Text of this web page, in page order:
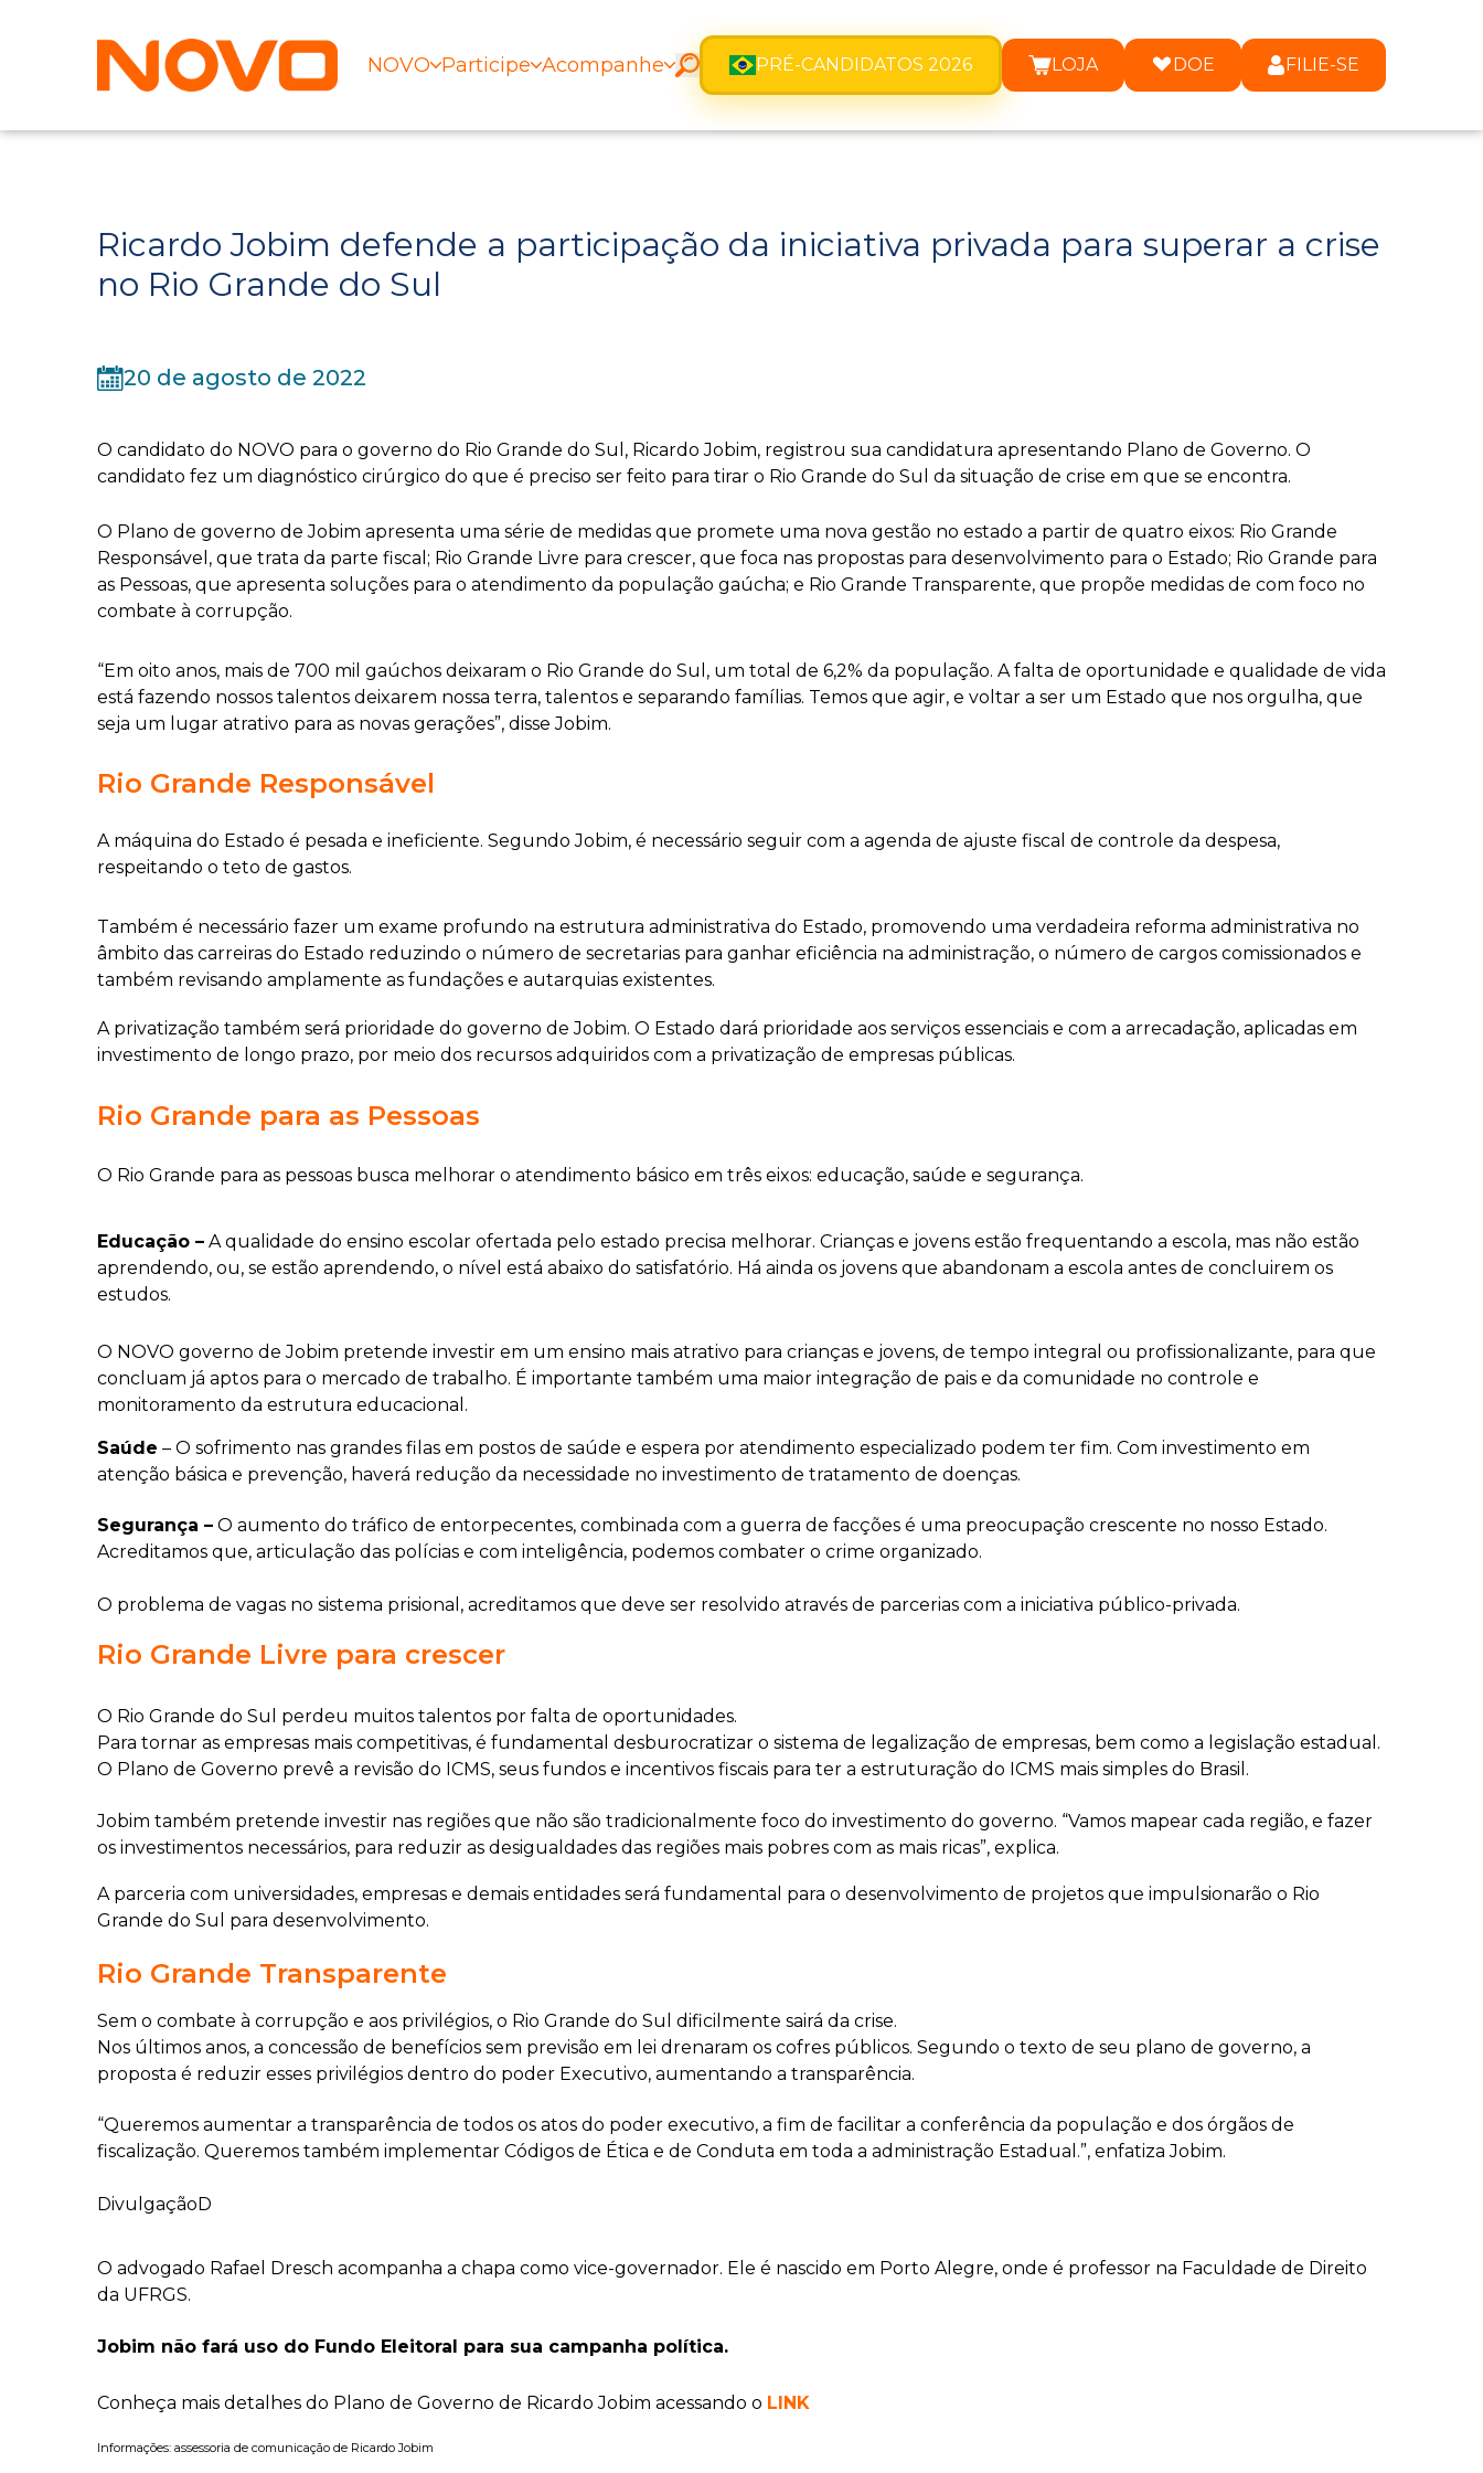
NOVO Participe Acompanhe PRÉ-CANDIDATOS 2026 LOJA DOE FILIE-SE
Ricardo Jobim defende a participação da iniciativa privada para superar a crise
no Rio Grande do Sul
20 de agosto de 2022
O candidato do NOVO para o governo do Rio Grande do Sul, Ricardo Jobim, registrou sua candidatura apresentando Plano de Governo. O
candidato fez um diagnóstico cirúrgico do que é preciso ser feito para tirar o Rio Grande do Sul da situação de crise em que se encontra.
O Plano de governo de Jobim apresenta uma série de medidas que promete uma nova gestão no estado a partir de quatro eixos: Rio Grande
Responsável, que trata da parte fiscal; Rio Grande Livre para crescer, que foca nas propostas para desenvolvimento para o Estado; Rio Grande para
as Pessoas, que apresenta soluções para o atendimento da população gaúcha; e Rio Grande Transparente, que propõe medidas de com foco no
combate à corrupção.
“Em oito anos, mais de 700 mil gaúchos deixaram o Rio Grande do Sul, um total de 6,2% da população. A falta de oportunidade e qualidade de vida
está fazendo nossos talentos deixarem nossa terra, talentos e separando famílias. Temos que agir, e voltar a ser um Estado que nos orgulha, que
seja um lugar atrativo para as novas gerações”, disse Jobim.
Rio Grande Responsável
A máquina do Estado é pesada e ineficiente. Segundo Jobim, é necessário seguir com a agenda de ajuste fiscal de controle da despesa,
respeitando o teto de gastos.
Também é necessário fazer um exame profundo na estrutura administrativa do Estado, promovendo uma verdadeira reforma administrativa no
âmbito das carreiras do Estado reduzindo o número de secretarias para ganhar eficiência na administração, o número de cargos comissionados e
também revisando amplamente as fundações e autarquias existentes.
A privatização também será prioridade do governo de Jobim. O Estado dará prioridade aos serviços essenciais e com a arrecadação, aplicadas em
investimento de longo prazo, por meio dos recursos adquiridos com a privatização de empresas públicas.
Rio Grande para as Pessoas
O Rio Grande para as pessoas busca melhorar o atendimento básico em três eixos: educação, saúde e segurança.
Educação – A qualidade do ensino escolar ofertada pelo estado precisa melhorar. Crianças e jovens estão frequentando a escola, mas não estão
aprendendo, ou, se estão aprendendo, o nível está abaixo do satisfatório. Há ainda os jovens que abandonam a escola antes de concluirem os
estudos.
O NOVO governo de Jobim pretende investir em um ensino mais atrativo para crianças e jovens, de tempo integral ou profissionalizante, para que
concluam já aptos para o mercado de trabalho. É importante também uma maior integração de pais e da comunidade no controle e
monitoramento da estrutura educacional.
Saúde – O sofrimento nas grandes filas em postos de saúde e espera por atendimento especializado podem ter fim. Com investimento em
atenção básica e prevenção, haverá redução da necessidade no investimento de tratamento de doenças.
Segurança – O aumento do tráfico de entorpecentes, combinada com a guerra de facções é uma preocupação crescente no nosso Estado.
Acreditamos que, articulação das polícias e com inteligência, podemos combater o crime organizado.
O problema de vagas no sistema prisional, acreditamos que deve ser resolvido através de parcerias com a iniciativa público-privada.
Rio Grande Livre para crescer
O Rio Grande do Sul perdeu muitos talentos por falta de oportunidades.
Para tornar as empresas mais competitivas, é fundamental desburocratizar o sistema de legalização de empresas, bem como a legislação estadual.
O Plano de Governo prevê a revisão do ICMS, seus fundos e incentivos fiscais para ter a estruturação do ICMS mais simples do Brasil.
Jobim também pretende investir nas regiões que não são tradicionalmente foco do investimento do governo. “Vamos mapear cada região, e fazer
os investimentos necessários, para reduzir as desigualdades das regiões mais pobres com as mais ricas”, explica.
A parceria com universidades, empresas e demais entidades será fundamental para o desenvolvimento de projetos que impulsionarão o Rio
Grande do Sul para desenvolvimento.
Rio Grande Transparente
Sem o combate à corrupção e aos privilégios, o Rio Grande do Sul dificilmente sairá da crise.
Nos últimos anos, a concessão de benefícios sem previsão em lei drenaram os cofres públicos. Segundo o texto de seu plano de governo, a
proposta é reduzir esses privilégios dentro do poder Executivo, aumentando a transparência.
“Queremos aumentar a transparência de todos os atos do poder executivo, a fim de facilitar a conferência da população e dos órgãos de
fiscalização. Queremos também implementar Códigos de Ética e de Conduta em toda a administração Estadual.”, enfatiza Jobim.
DivulgaçãoD
O advogado Rafael Dresch acompanha a chapa como vice-governador. Ele é nascido em Porto Alegre, onde é professor na Faculdade de Direito
da UFRGS.
Jobim não fará uso do Fundo Eleitoral para sua campanha política.
Conheça mais detalhes do Plano de Governo de Ricardo Jobim acessando o LINK
Informações: assessoria de comunicação de Ricardo Jobim